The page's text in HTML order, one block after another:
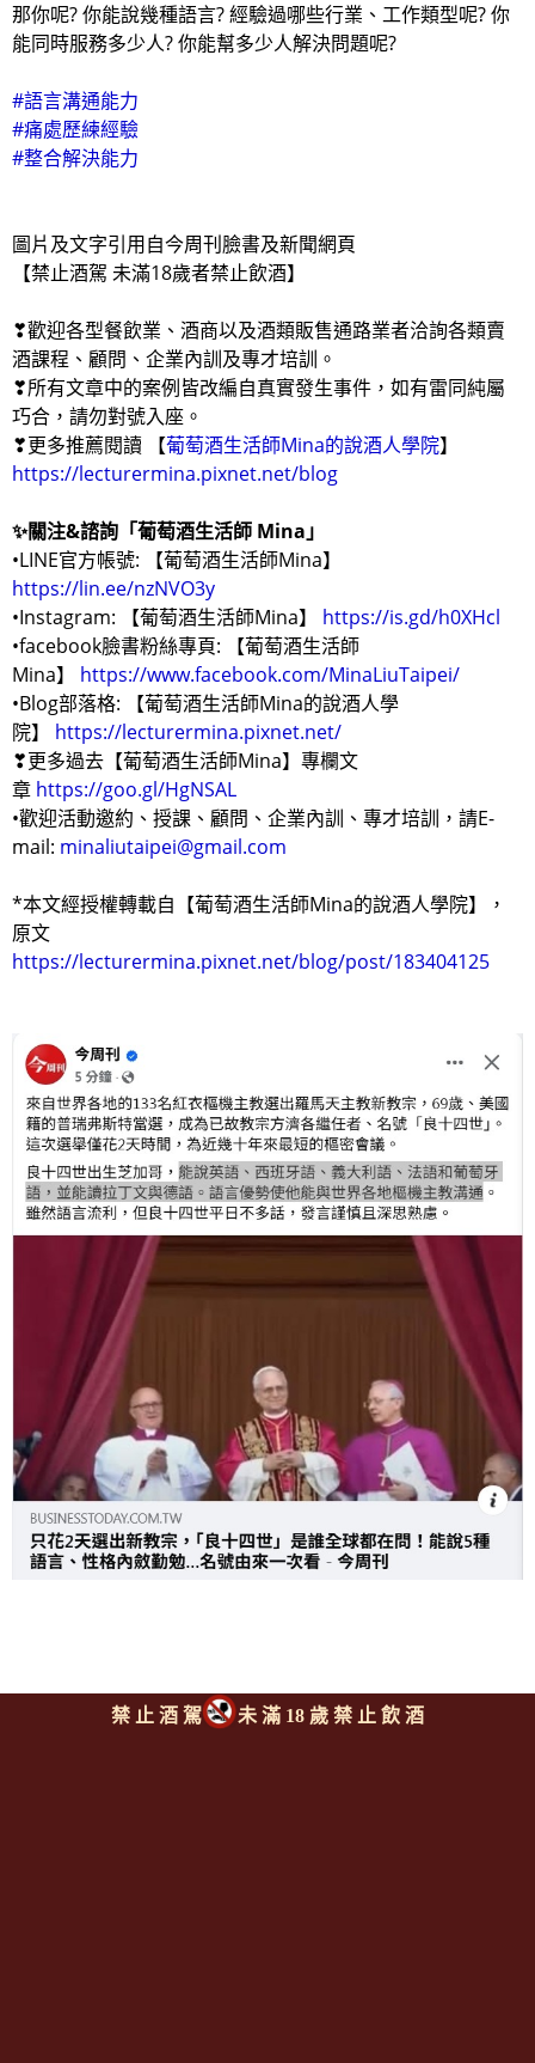
那你呢? 你能說幾種語言? 經驗過哪些行業、工作類型呢? 你
能同時服務多少人? 你能幫多少人解決問題呢?
#語言溝通能力
#痛處歷練經驗
#整合解決能力
圖片及文字引用自今周刊臉書及新聞網頁
【禁止酒駕 未滿18歲者禁止飲酒】
❣歡迎各型餐飲業、酒商以及酒類販售通路業者洽詢各類賣
酒課程、顧問、企業內訓及專才培訓。
❣所有文章中的案例皆改編自真實發生事件，如有雷同純屬
巧合，請勿對號入座。
❣更多推薦閱讀 【葡萄酒生活師Mina的說酒人學院】
https://lecturermina.pixnet.net/blog
✨關注&諮詢「葡萄酒生活師 Mina」
•LINE官方帳號: 【葡萄酒生活師Mina】
https://lin.ee/nzNVO3y
•Instagram: 【葡萄酒生活師Mina】 https://is.gd/h0XHcl
•facebook臉書粉絲專頁: 【葡萄酒生活師
Mina】 https://www.facebook.com/MinaLiuTaipei/
•Blog部落格: 【葡萄酒生活師Mina的說酒人學
院】 https://lecturermina.pixnet.net/
❣更多過去【葡萄酒生活師Mina】專欄文
章 https://goo.gl/HgNSAL
•歡迎活動邀約、授課、顧問、企業內訓、專才培訓，請E-
mail: minaliutaipei@gmail.com
*本文經授權轉載自【葡萄酒生活師Mina的說酒人學院】，
原文
https://lecturermina.pixnet.net/blog/post/183404125
上一則| 回上頁
禁 止 酒 駕 未 滿 18 歲 禁 止 飲 酒